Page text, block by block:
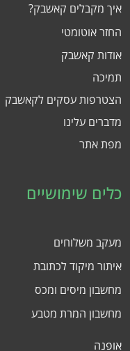
איך מקבלים קאשבק?
החזר אוטומטי
אודות קאשבק
תמיכה
הצטרפות עסקים לקאשבק
מדברים עלינו
מפת אתר
כלים שימושיים
מעקב משלוחים
איתור מיקוד לכתובת
מחשבון מיסים ומכס
מחשבון המרת מטבע
אופנה